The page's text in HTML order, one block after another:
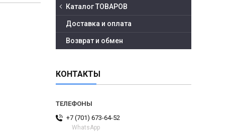
Каталог ТОВАРОВ
Доставка и оплата
Возврат и обмен
КОНТАКТЫ
+7 (701) 673-64-52
WhatsApp